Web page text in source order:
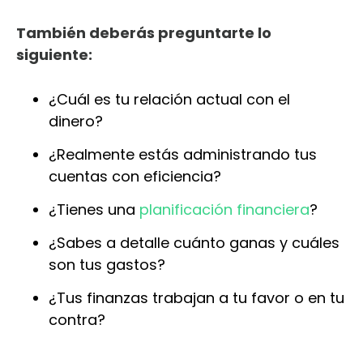
También deberás preguntarte lo
siguiente:
¿Cuál es tu relación actual con el
dinero?
¿Realmente estás administrando tus
cuentas con eficiencia?
¿Tienes una planificación financiera?
¿Sabes a detalle cuánto ganas y cuáles
son tus gastos?
¿Tus finanzas trabajan a tu favor o en tu
contra?